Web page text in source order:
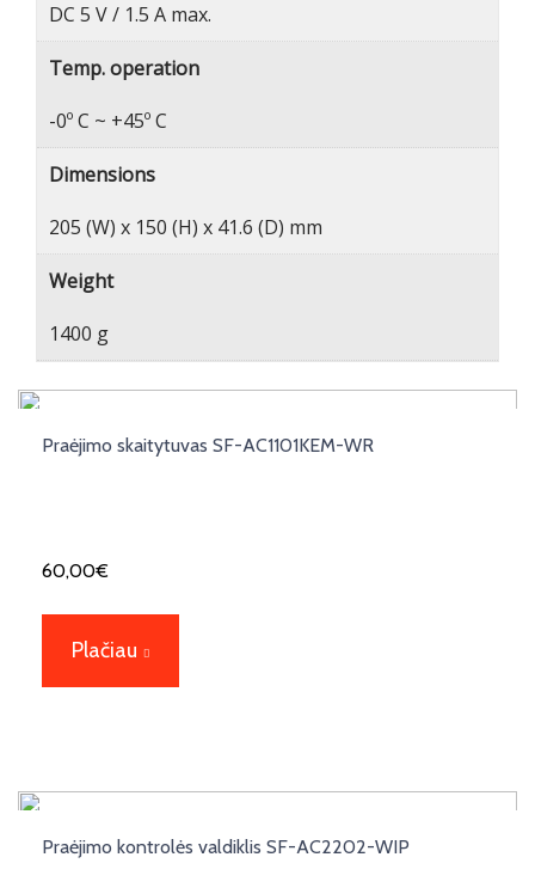
DC 5 V / 1.5 A max.
Temp. operation
-0º C ~ +45º C
Dimensions
205 (W) x 150 (H) x 41.6 (D) mm
Weight
1400 g
Praėjimo skaitytuvas SF-AC1101KEM-WR
60,00€
Plačiau
Praėjimo kontrolės valdiklis SF-AC2202-WIP